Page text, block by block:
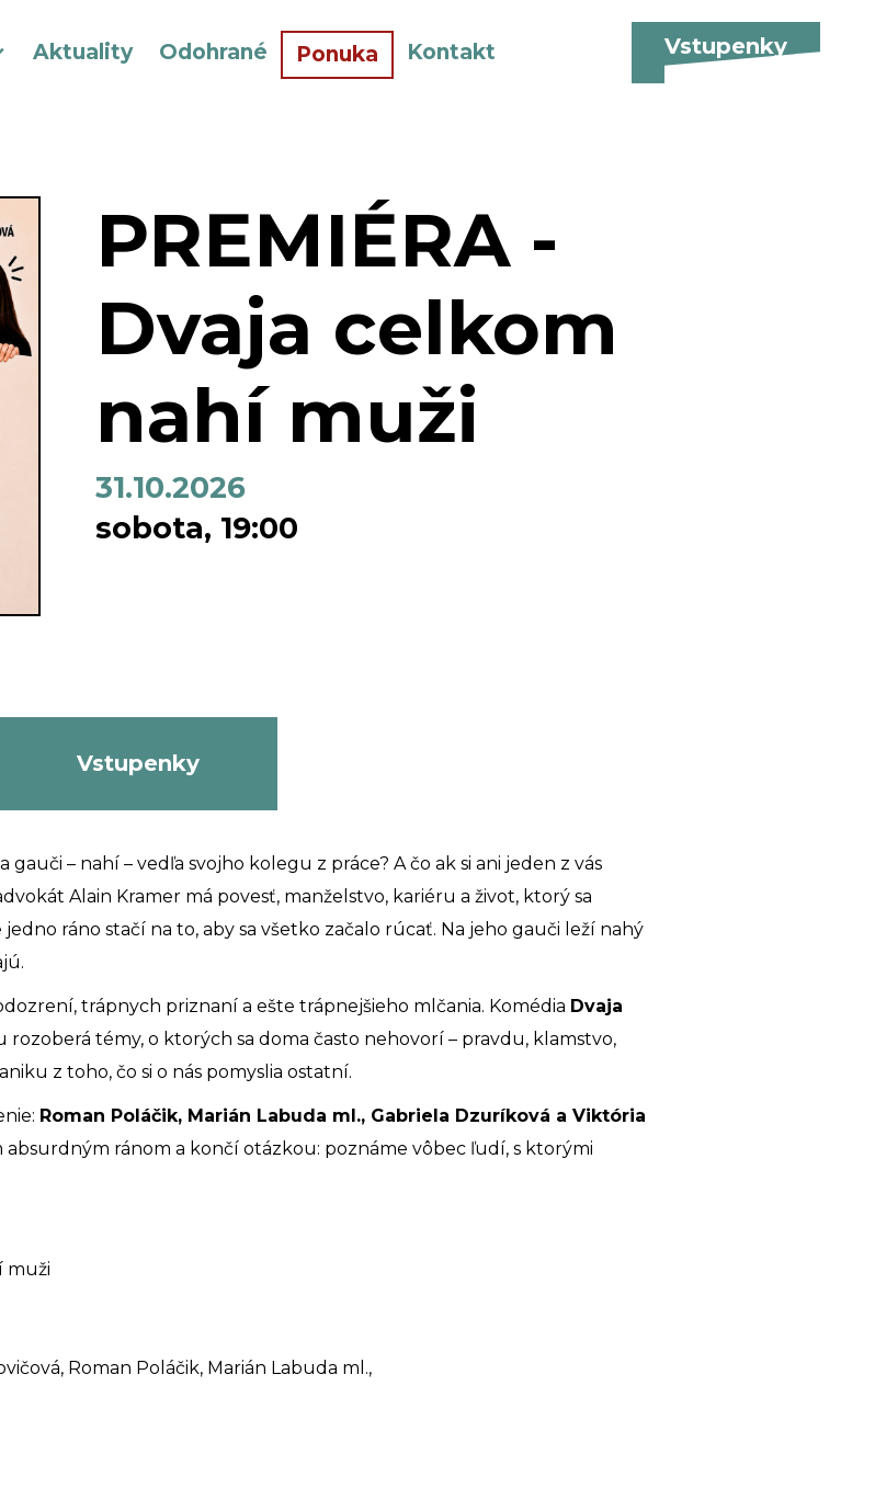
Aktuality Odohrané Ponuka Kontakt Vstupenky
PREMIÉRA -
Dvaja celkom
nahí muži
31.10.2026
sobota, 19:00
Vstupenky
– nahí – vedľa svojho kolegu z práce? A čo ak si ani jeden z vás
Alain Kramer má povesť, manželstvo, kariéru a život, ktorý sa
ráno stačí na to, aby sa všetko začalo rúcať. Na jeho gauči leží nahý
trápnych priznaní a ešte trápnejšieho mlčania. Komédia Dvaja
rozoberá témy, o ktorých sa doma často nehovorí – pravdu, klamstvo,
z toho, čo si o nás pomyslia ostatní.
Roman Poláčik, Marián Labuda ml., Gabriela Dzuríková a Viktória
absurdným ránom a končí otázkou: poznáme vôbec ľudí, s ktorými
muži
Roman Poláčik, Marián Labuda ml.,